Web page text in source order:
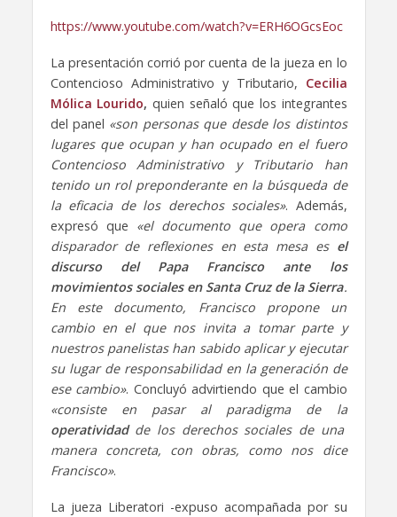
https://www.youtube.com/watch?v=ERH6OGcsEoc
La presentación corrió por cuenta de la jueza en lo
Contencioso Administrativo y Tributario, Cecilia
Mólica Lourido, quien señaló que los integrantes
del panel «son personas que desde los distintos
lugares que ocupan y han ocupado en el fuero
Contencioso Administrativo y Tributario han
tenido un rol preponderante en la búsqueda de
la eficacia de los derechos sociales». Además,
expresó que «el documento que opera como
disparador de reflexiones en esta mesa esel
discurso del Papa Francisco ante los
movimientos sociales en Santa Cruz de la Sierra.
En este documento, Francisco propone un
cambio en el que nos invita a tomar parte y
nuestros panelistas han sabido aplicar y ejecutar
su lugar de responsabilidad en la generación de
ese cambio». Concluyó advirtiendo que el cambio
«consiste en pasar al paradigma de la
operatividadde los derechos sociales de una
manera concreta, con obras, como nos dice
Francisco».
La jueza Liberatori -expuso acompañada por su